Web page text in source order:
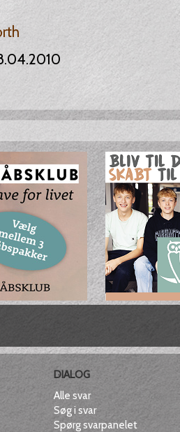
DIALOG
Alle svar
Søg i svar
Spørg svarpanelet